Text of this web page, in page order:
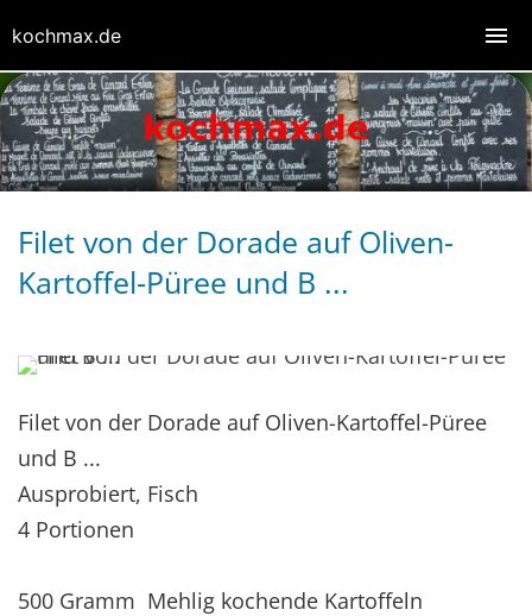
Filet von der Dorade auf Oliven-
Kartoffel-Püree und B ...
Filet von der Dorade auf Oliven-Kartoffel-Püree
und B ...
Ausprobiert, Fisch
4 Portionen
500 Gramm Mehlig kochende Kartoffeln
kochmax.de